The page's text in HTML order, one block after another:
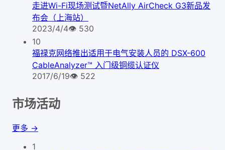
走进Wi-Fi现场测试暨NetAlly AirCheck G3新品发
布会（上海站）
2023/4/4👁 530
10
福禄克网络推出适用于电气安装人员的 DSX-600
CableAnalyzer™ 入门级铜缆认证仪
2017/6/19👁 522
市场活动
更多 →
1